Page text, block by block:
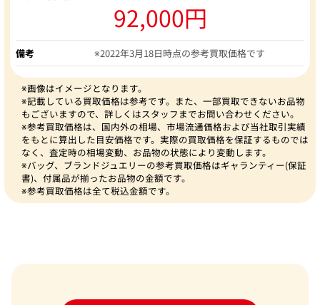
92,000円
備考 ※2022年3月18日時点の参考買取価格です
※画像はイメージとなります。
※記載している買取価格は参考です。また、一部買取できないお品物
もございますので、詳しくはスタッフまでお問い合わせください。
※参考買取価格は、国内外の相場、市場流通価格および当社取引実績
をもとに算出した目安価格です。実際の買取価格を保証するものでは
なく、査定時の相場変動、お品物の状態により変動します。
※バッグ、ブランドジュエリーの参考買取価格はギャランティー(保証
書)、付属品が揃ったお品物の金額です。
※参考買取価格は全て税込金額です。